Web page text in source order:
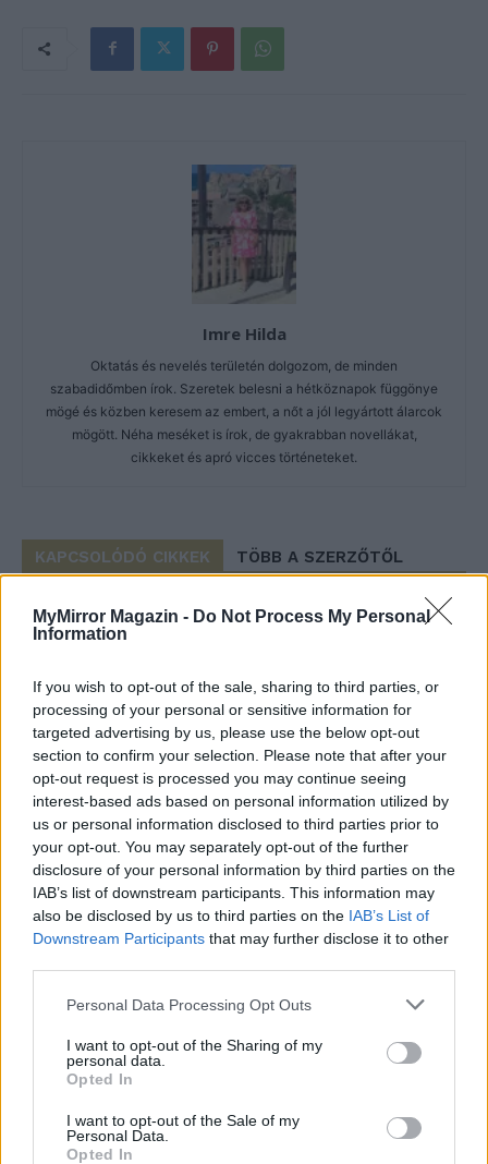
MyMirror Magazin - Do Not Process My Personal
Information
If you wish to opt-out of the sale, sharing to third parties, or
processing of your personal or sensitive information for
targeted advertising by us, please use the below opt-out
section to confirm your selection. Please note that after your
opt-out request is processed you may continue seeing
interest-based ads based on personal information utilized by
us or personal information disclosed to third parties prior to
your opt-out. You may separately opt-out of the further
disclosure of your personal information by third parties on the
IAB’s list of downstream participants. This information may
also be disclosed by us to third parties on the IAB’s List of
Downstream Participants that may further disclose it to other
Personal Data Processing Opt Outs
I want to opt-out of the Sharing of my
personal data.
Opted In
I want to opt-out of the Sale of my
Personal Data.
Opted In
Imre Hilda
Oktatás és nevelés területén dolgozom, de minden
szabadidőmben írok. Szeretek belesni a hétköznapok függönye
mögé és közben keresem az embert, a nőt a jól legyártott álarcok
mögött. Néha meséket is írok, de gyakrabban novellákat,
cikkeket és apró vicces történeteket.
KAPCSOLÓDÓ CIKKEK TÖBB A SZERZŐTŐL
Minka 14. rész
Minka 13. rész
Halál a Tresco-szigeten – A Josh
Clayton-ügy
HOZZÁSZÓLOK A CIKKHEZ